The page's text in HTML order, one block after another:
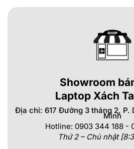
Showroom
Laptop Xách
Địa chỉ: 617 Đường 3 tháng 2, P.
Minh
Hotline: 0903 344 188 -
Thứ 2 – Chủ nhật